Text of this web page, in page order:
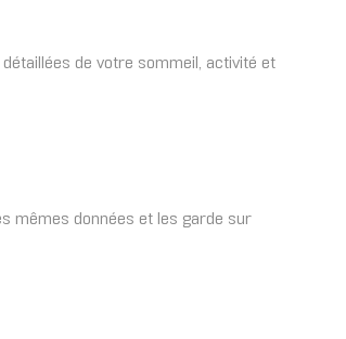
de votre sommeil, activité et
mêmes données et les garde sur